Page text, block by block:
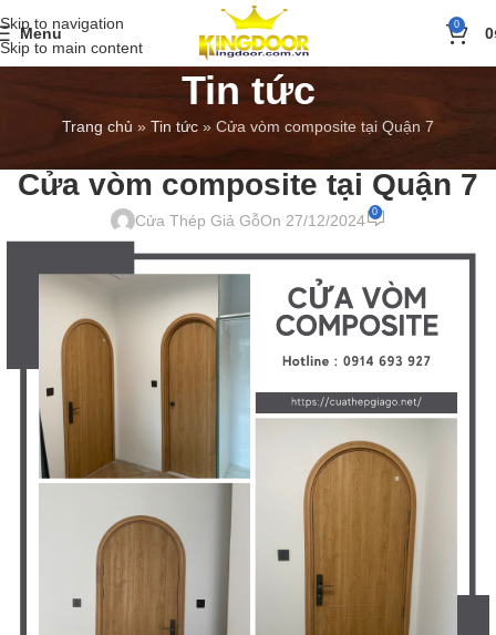
Skip to navigation
Skip to main content
Menu 0 0
Tin tức
Trang chủ » Tin tức » Cửa vòm composite tại Quận 7
BÁO GIÁ,
Cửa vòm composite tại Quận 7
Cửa Thép Giả GỗOn 27/12/2024 0